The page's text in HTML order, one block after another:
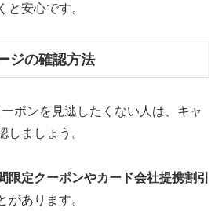
と安心です。
ジの確認方法
ポンを見逃したくない人は、キャ
しましょう。
限定クーポンやカード会社提携割引
があります。